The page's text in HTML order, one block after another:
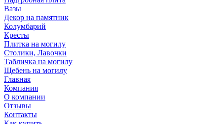
Вазы
Декор на памятник
Колумбарий
Кресты
Плитка на могилу
Столики, Лавочки
Табличка на могилу
Щебень на могилу
Главная
Компания
О компании
Отзывы
Контакты